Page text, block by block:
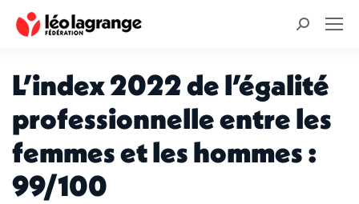
Recherche
L’index 2022 de l’égalité
professionnelle entre les
femmes et les hommes :
99/100